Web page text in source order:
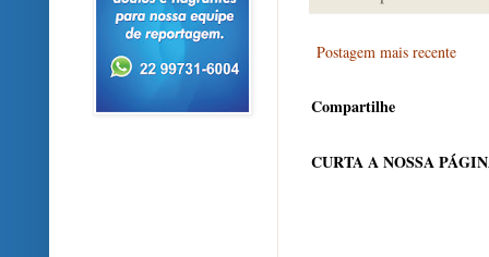
Postagem mais recente
Compartilhe
CURTA A NOSSA